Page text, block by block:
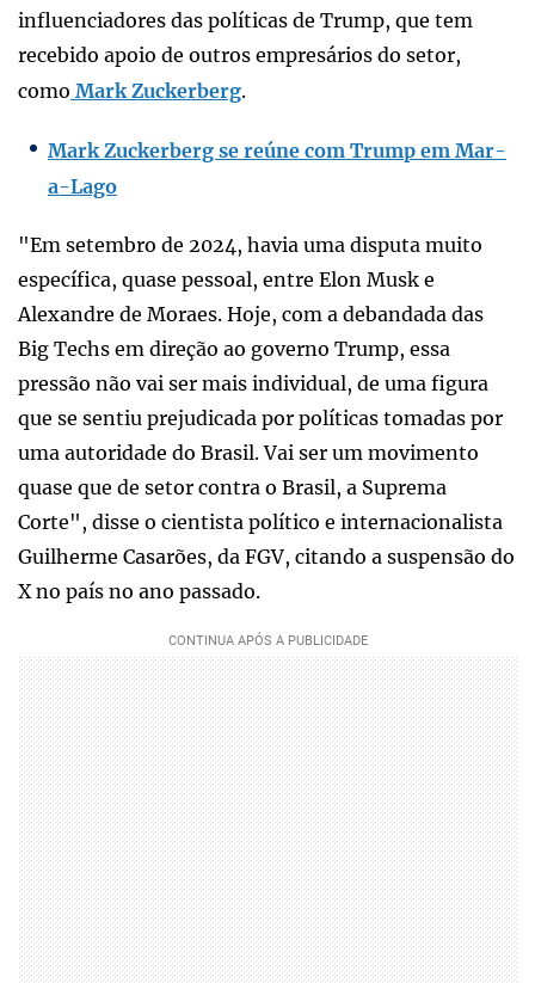
influenciadores das políticas de Trump, que tem
recebido apoio de outros empresários do setor,
como Mark Zuckerberg.
Mark Zuckerberg se reúne com Trump em Mar-
a-Lago
"Em setembro de 2024, havia uma disputa muito
específica, quase pessoal, entre Elon Musk e
Alexandre de Moraes. Hoje, com a debandada das
Big Techs em direção ao governo Trump, essa
pressão não vai ser mais individual, de uma figura
que se sentiu prejudicada por políticas tomadas por
uma autoridade do Brasil. Vai ser um movimento
quase que de setor contra o Brasil, a Suprema
Corte", disse o cientista político e internacionalista
Guilherme Casarões, da FGV, citando a suspensão do
X no país no ano passado.